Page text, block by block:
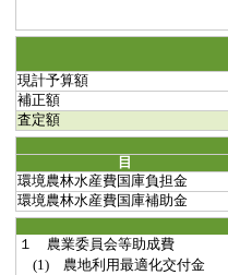
現計予算額
補正額
査定額
目
環境農林水産費国庫負担金
環境農林水産費国庫補助金
１ 農業委員会等助成費
(1) 農地利用最適化交付金